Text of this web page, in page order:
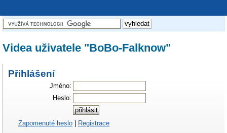
Videa uživatele "BoBo-Falknow"
Přihlášení
Jméno:
Heslo:
Zapomenuté heslo Registrace